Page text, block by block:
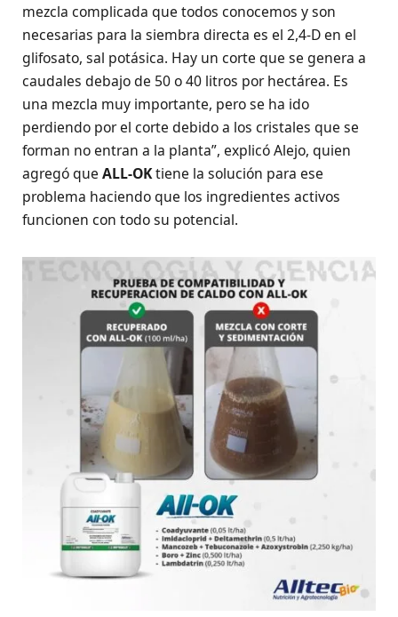
mezcla complicada que todos conocemos y son
necesarias para la siembra directa es el 2,4-D en el
glifosato, sal potásica. Hay un corte que se genera a
caudales debajo de 50 o 40 litros por hectárea. Es
una mezcla muy importante, pero se ha ido
perdiendo por el corte debido a los cristales que se
forman no entran a la planta”, explicó Alejo, quien
agregó que ALL-OKtiene la solución para ese
problema haciendo que los ingredientes activos
funcionen con todo su potencial.